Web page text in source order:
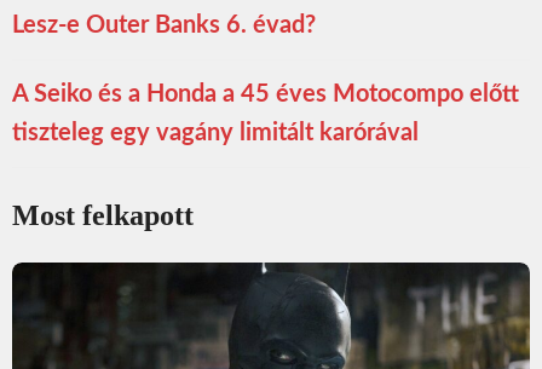
Lesz-e Outer Banks 6. évad?
A Seiko és a Honda a 45 éves Motocompo előtt
tiszteleg egy vagány limitált karórával
Most felkapott